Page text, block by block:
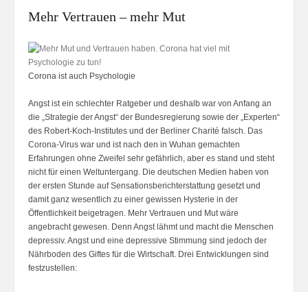
Mehr Vertrauen – mehr Mut
Corona ist auch Psychologie
Angst ist ein schlechter Ratgeber und deshalb war von Anfang an
die „Strategie der Angst“ der Bundesregierung sowie der „Experten“
des Robert-Koch-Institutes und der Berliner Charité falsch. Das
Corona-Virus war und ist nach den in Wuhan gemachten
Erfahrungen ohne Zweifel sehr gefährlich, aber es stand und steht
nicht für einen Weltuntergang. Die deutschen Medien haben von
der ersten Stunde auf Sensationsberichterstattung gesetzt und
damit ganz wesentlich zu einer gewissen Hysterie in der
Öffentlichkeit beigetragen. Mehr Vertrauen und Mut wäre
angebracht gewesen. Denn Angst lähmt und macht die Menschen
depressiv. Angst und eine depressive Stimmung sind jedoch der
Nährboden des Giftes für die Wirtschaft. Drei Entwicklungen sind
festzustellen: